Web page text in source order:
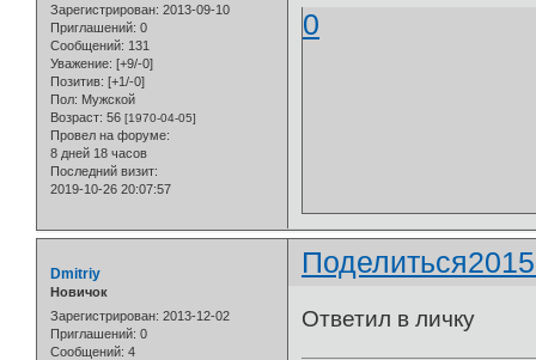
Зарегистрирован: 2013-09-10
Приглашений: 0
Сообщений: 131
Уважение: [+9/-0]
Позитив: [+1/-0]
Пол: Мужской
Возраст: 56 [1970-04-05]
Провел на форуме:
8 дней 18 часов
Последний визит:
2019-10-26 20:07:57
0
Поделиться
Dmitriy
Новичок
Зарегистрирован: 2013-12-02
Приглашений: 0
Сообщений: 4
Ответил в личку